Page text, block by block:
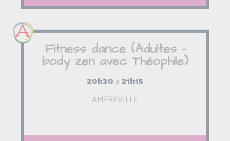
Fitness dance (Adultes -
body zen avec Théophile)
20h30 à21h15
AMFREVILLE